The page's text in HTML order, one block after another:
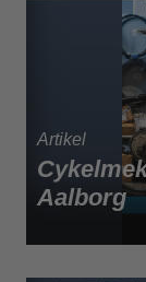
Aalborg